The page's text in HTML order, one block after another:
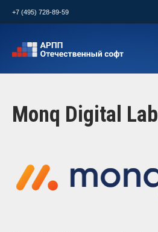
+7 (495) 728-89-59
Monq Digital Lab